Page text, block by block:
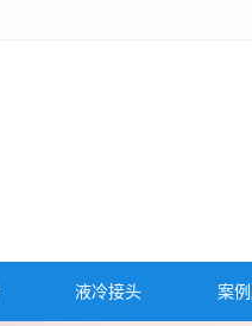
液冷接头 案